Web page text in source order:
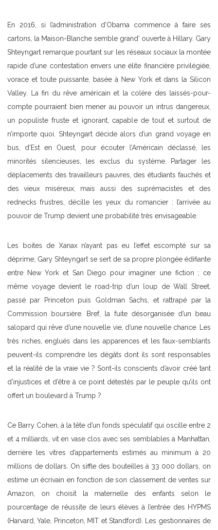
En 2016, si l’administration d’Obama commence à faire ses
cartons, la Maison-Blanche semble grand’ ouverte à Hillary. Gary
Shteyngart remarque pourtant sur les réseaux sociaux la montée
rapide d’une contestation envers une élite financière privilégiée,
vorace et toute puissante, basée à New York et dans la Silicon
Valley. La fin du rêve américain et la colère des laissés-pour-
compte pourraient bien mener au pouvoir un intrus dangereux,
un populiste fruste et ignorant, capable de tout et surtout de
n’importe quoi. Shteyngart décide alors d’un grand voyage en
bus, d’Est en Ouest, pour écouter l’Américain déclassé, les
minorités silencieuses, les exclus du système. Partager les
déplacements des travailleurs pauvres, des étudiants fauchés et
des vieux miséreux, mais aussi des suprémacistes et des
rednecks frustres, décille les yeux du romancier : l’arrivée au
pouvoir de Trump devient une probabilité très envisageable.
Les boites de Xanax n’ayant pas eu l’effet escompté sur sa
déprime, Gary Shteyngart se sert de sa propre plongée édifiante
entre New York et San Diego pour imaginer une fiction ; ce
même voyage devient le road-trip d’un loup de Wall Street,
passé par Princeton puis Goldman Sachs, et rattrapé par la
Commission boursière. Bref, la fuite désorganisée d’un beau
salopard qui rêve d’une nouvelle vie, d’une nouvelle chance. Les
très riches, englués dans les apparences et les faux-semblants
peuvent-ils comprendre les dégâts dont ils sont responsables
et la réalité de la vraie vie ? Sont-ils conscients d’avoir créé tant
d’injustices et d’être à ce point détestés par le peuple qu’ils ont
offert un boulevard à Trump ?
Ce Barry Cohen, à la tête d’un fonds spéculatif qui oscille entre 2
et 4 milliards, vit en vase clos avec ses semblables à Manhattan,
derrière les vitres d’appartements estimés au minimum à 20
millions de dollars. On siffle des bouteilles à 33 000 dollars, on
estime un écrivain en fonction de son classement de ventes sur
Amazon, on choisit la maternelle des enfants selon le
pourcentage de réussite de leurs élèves à l’entrée des HYPMS
(Harvard, Yale, Princeton, MIT et Standford). Les gestionnaires de